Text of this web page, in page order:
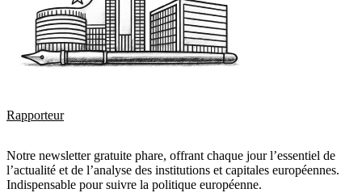
Rapporteur
Notre newsletter gratuite phare, offrant chaque jour l’essentiel de
l’actualité et de l’analyse des institutions et capitales européennes.
Indispensable pour suivre la politique européenne.